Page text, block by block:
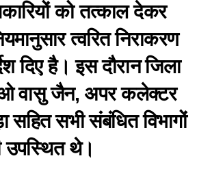
को तत्काल देकर
त्वरित निराकरण
दिए है। इस दौरान जिला
वासु जैन, अपर कलेक्टर
सहित सभी संबंधित विभागों
उपस्थित थे।